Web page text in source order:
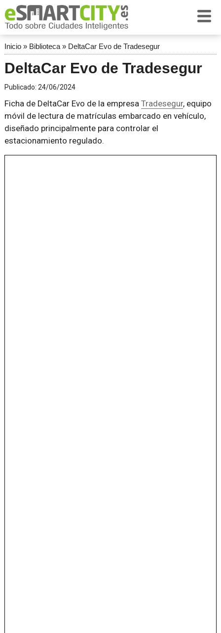
Inicio» Biblioteca» DeltaCar Evo de Tradesegur
DeltaCar Evo de Tradesegur
Publicado: 24/06/2024
Ficha de DeltaCar Evo de la empresa Tradesegur, equipo
móvil de lectura de matrículas embarcado en vehículo,
diseñado principalmente para controlar el
estacionamiento regulado.